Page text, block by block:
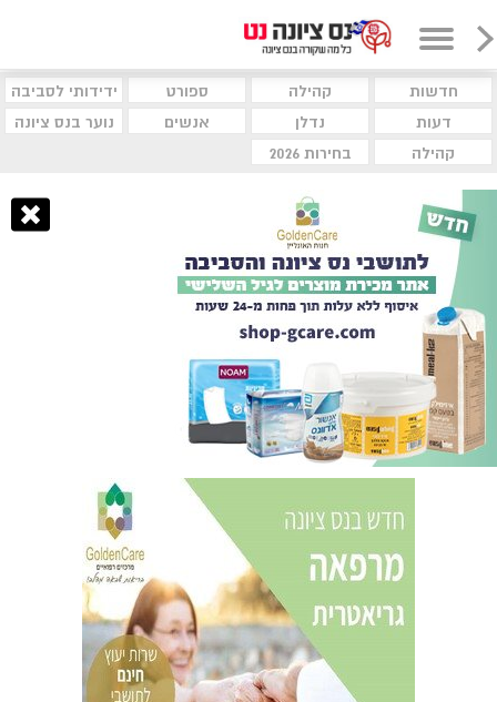
חדשות קהילה ספורט
ידידותי לסביבה
דעות
נדלן אנשים
נוער בנס ציונה
קהילה
בחירות 2026